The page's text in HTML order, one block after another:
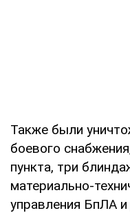
Также были
боевого
пункта, три
материально-
управления БпЛА